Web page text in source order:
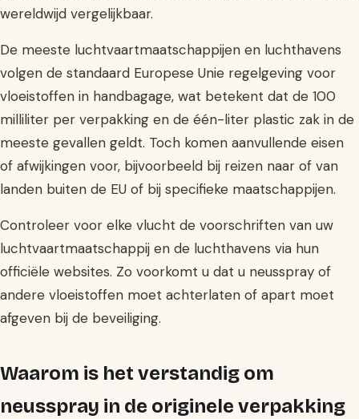
wereldwijd vergelijkbaar.
De meeste luchtvaartmaatschappijen en luchthavens
volgen de standaard Europese Unie regelgeving voor
vloeistoffen in handbagage, wat betekent dat de 100
milliliter per verpakking en de één-liter plastic zak in de
meeste gevallen geldt. Toch komen aanvullende eisen
of afwijkingen voor, bijvoorbeeld bij reizen naar of van
landen buiten de EU of bij specifieke maatschappijen.
Controleer voor elke vlucht de voorschriften van uw
luchtvaartmaatschappij en de luchthavens via hun
officiële websites. Zo voorkomt u dat u neusspray of
andere vloeistoffen moet achterlaten of apart moet
afgeven bij de beveiliging.
Waarom is het verstandig om
neusspray in de originele verpakking